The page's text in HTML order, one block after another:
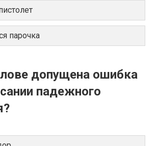
парочка
допущена ошибка
падежного